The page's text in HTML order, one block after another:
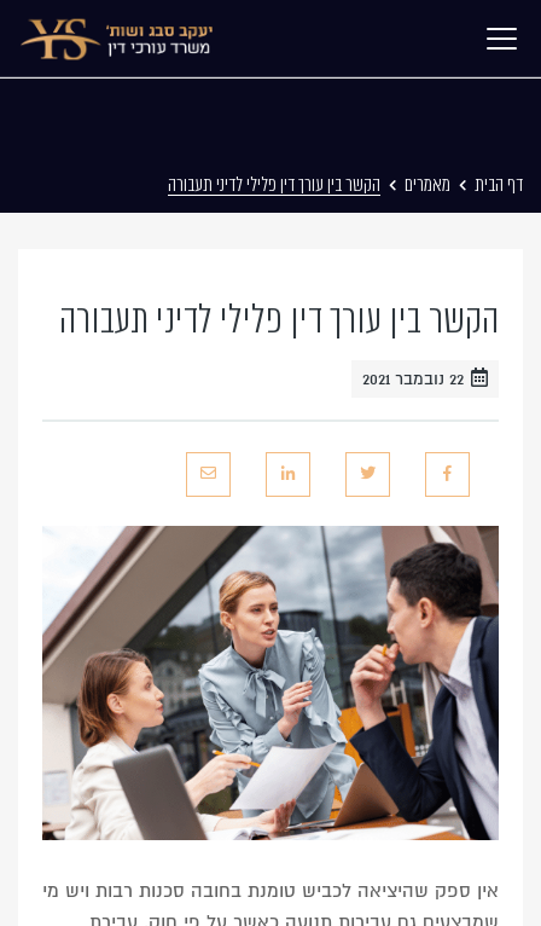
דף הבית מאמרים הקשר בין עורך דין פלילי לדיני תעבורה
הקשר בין עורך דין פלילי לדיני תעבורה
22 נובמבר 2021
אין ספק שהיציאה לכביש טומנת בחובה סכנות רבות ויש מי